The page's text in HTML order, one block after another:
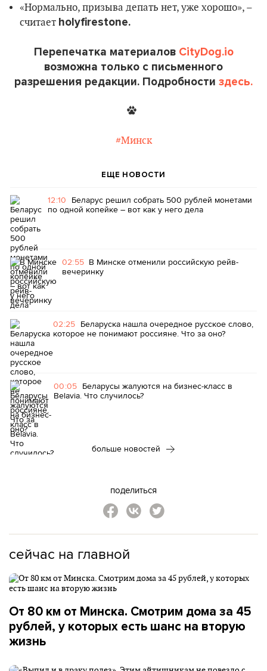
«Нормально, призыва депать нет, уже хорошо», –
считает holyfirestone.
Перепечатка материалов CityDog.io
возможна только с письменного
разрешения редакции. Подробности здесь.
#Минск
ЕЩЕ НОВОСТИ
12:10 Беларус решил собрать 500 рублей монетами
по одной копейке – вот как у него дела
02:55 В Минске отменили российскую рейв-
вечеринку
02:25 Беларуска нашла очередное русское слово,
которое не понимают россияне. Что за оно?
00:05 Беларусы жалуются на бизнес-класс в
Belavia. Что случилось?
больше новостей
поделиться
сейчас на главной
От 80 км от Минска. Смотрим дома за 45
рублей, у которых есть шанс на вторую
жизнь